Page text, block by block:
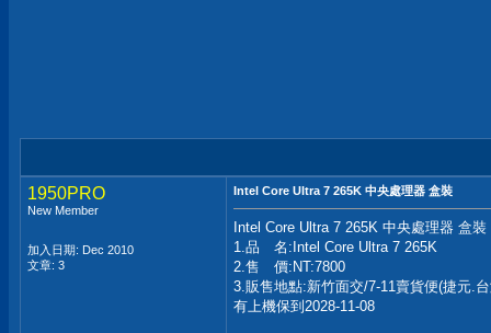
1950PRO
New Member
加入日期: Dec 2010
文章: 3
Intel Core Ultra 7 265K 中央處理器 盒裝
Intel Core Ultra 7 265K 中央處理器 盒裝
1.品 名:Intel Core Ultra 7 265K
2.售 價:NT:7800
3.販售地點:新竹面交/7-11賣貨便(捷元.
有上機保到2028-11-08